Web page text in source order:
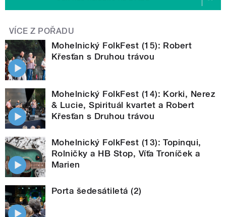
VÍCE Z POŘADU
Mohelnický FolkFest (15): Robert
Křesťan s Druhou trávou
Mohelnický FolkFest (14): Korki, Nerez
& Lucie, Spirituál kvartet a Robert
Křesťan s Druhou trávou
Mohelnický FolkFest (13): Topinqui,
Rolničky a HB Stop, Víťa Troníček a
Marien
Porta šedesátiletá (2)